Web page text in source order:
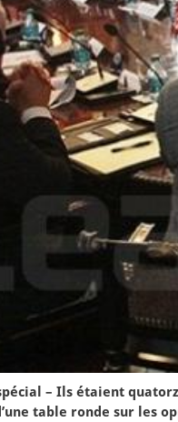
– Ils étaient
table ronde sur les